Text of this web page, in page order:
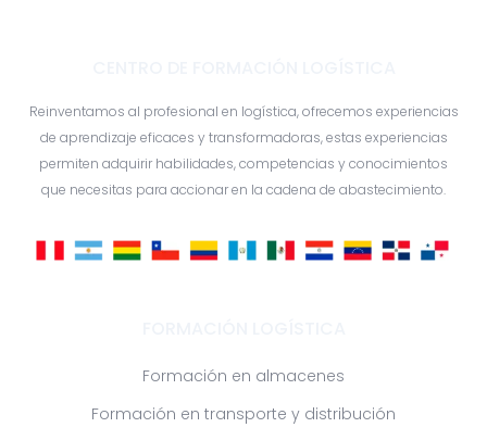
Reinventamos al profesional en logística, ofrecemos experiencias
de aprendizaje eficaces y transformadoras, estas experiencias
permiten adquirir habilidades, competencias y conocimientos
que necesitas para accionar en la cadena de abastecimiento.
Formación en almacenes
Formación en transporte y distribución